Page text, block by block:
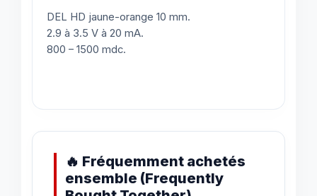
DEL HD jaune-orange 10 mm.
2.9 à 3.5 V à 20 mA.
800 – 1500 mdc.
🔥 Fréquemment achetés
ensemble (Frequently